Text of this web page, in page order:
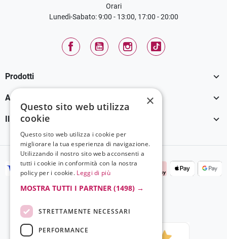
Orari
Lunedì-Sabato: 9:00 - 13:00, 17:00 - 20:00
FacebookYouTube InstagramTikTok
Prodotti 
Assistenza Clienti 
Il tuo account 
×
Questo sito web utilizza
cookie
Questo sito web utilizza i cookie per
migliorare la tua esperienza di navigazione.
Utilizzando il nostro sito web acconsenti a
tutti i cookie in conformità con la nostra
policy per i cookie. Leggi di più
MOSTRA TUTTI I PARTNER (1498) →
STRETTAMENTE NECESSARI
PERFORMANCE